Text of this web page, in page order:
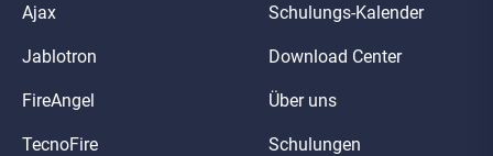
Ajax
Jablotron
FireAngel
TecnoFire
Schulungs-Kalender
Download Center
Über uns
Schulungen